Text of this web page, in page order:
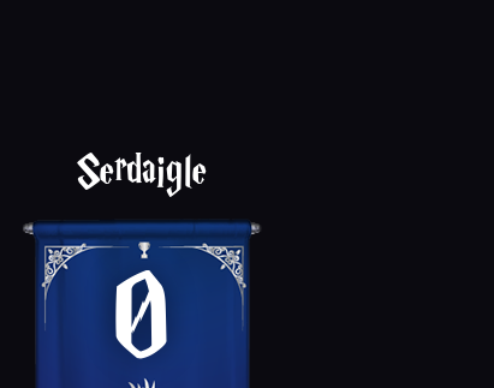
Serdaigle
0